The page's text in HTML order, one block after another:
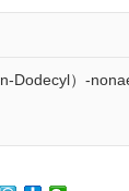
Dodecyl）-